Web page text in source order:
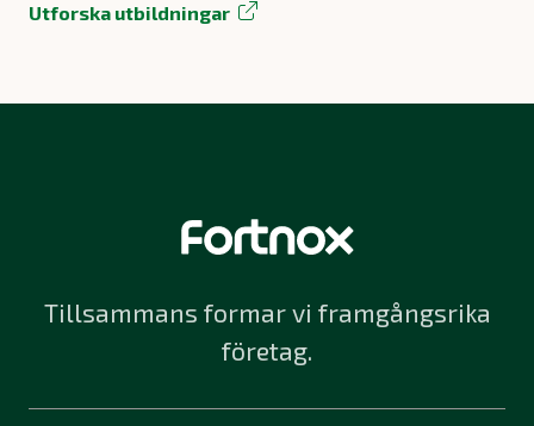
Utforska utbildningar
Tillsammans formar vi framgångsrika
företag.